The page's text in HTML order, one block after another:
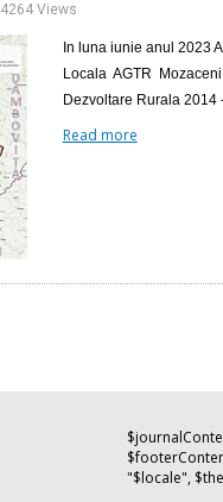
4264 Views
In luna iunie anul 2023
Locala AGTR
Dezvoltare Rurala 2014
Read more
"$locale",